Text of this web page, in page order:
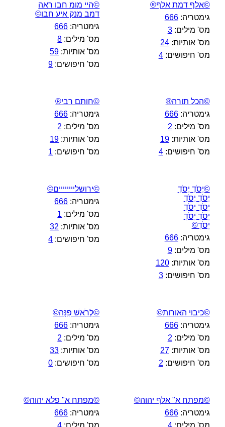
©אלף דמת אלף®
גימטריה:666
מס' מילים:3
מס' אותיות:24
מס' חיפושים:4
©היי מומ חבו ראה
דמב מנק איע חבו©
גימטריה: 666
מס' מילים: 8
מס' אותיות: 59
מס' חיפושים: 9
©הכל תורה®
גימטריה:666
מס' מילים: 2
מס' אותיות:19
מס' חיפושים:4
©חותם רבי®
גימטריה: 666
מס' מילים: 2
מס' אותיות: 19
מס' חיפושים: 1
©יֶסֹדְ יֶסֹדְ
יֶסֹדְ יֶסֹדְ
יֶסֹדְ יֶסֹדְ
יֶסֹדְ יֶסֹדְ
יֶסֹדְ©
גימטריה:666
מס' מילים:9
מס' אותיות:120
מס' חיפושים:3
©ירושליייייייים©
גימטריה: 666
מס' מילים: 1
מס' אותיות: 32
מס' חיפושים: 4
©כיבוי האורות©
גימטריה:666
מס' מילים: 2
מס' אותיות:27
מס' חיפושים: 2
©לְרֹאשׁ פִּנָּה©
גימטריה: 666
מס' מילים: 2
מס' אותיות: 33
מס' חיפושים: 0
©מפתח א" אלף יהוה©
גימטריה:666
מס' מילים:4
©מפתח א" פלא יהוה©
גימטריה: 666
מס' מילים: 4